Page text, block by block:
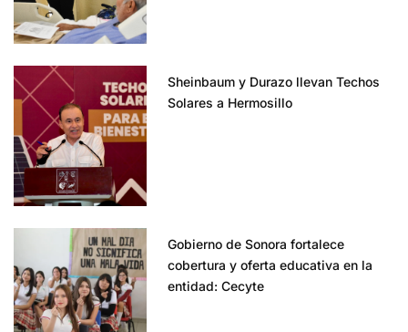
Sheinbaum y Durazo llevan Techos
Solares a Hermosillo
Gobierno de Sonora fortalece
cobertura y oferta educativa en la
entidad: Cecyte